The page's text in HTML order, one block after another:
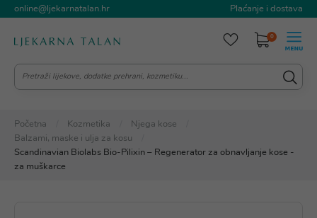
online@ljekarnatalan.hr Plaćanje i dostava
0
Početna Kozmetika
Njega kose
Balzami, maske i ulja za kosu
Scandinavian Biolabs Bio-Pilixin – Regenerator za obnavljanje kose -
za muškarce